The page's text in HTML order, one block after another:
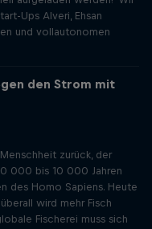
Ups Alveri, Ehsan
und vollautonomen
den Strom mit
zurück, der
000 bis 10 000 Jahren
des Homo Sapiens. Heute
wird mehr Fisch
Fischerei muss sich